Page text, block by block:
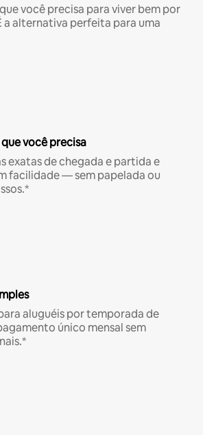
você precisa para viver bem por
a alternativa perfeita para uma
você precisa
exatas de chegada e partida e
facilidade — sem papelada ou
aluguéis por temporada de
único mensal sem